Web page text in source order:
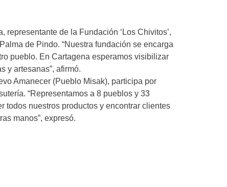
de la Fundación ‘Los Chivitos’,
de Pindo. “Nuestra fundación se encarga
pueblo. En Cartagena esperamos visibilizar
y artesanas”, afirmó.
Amanecer (Pueblo Misak), participa por
“Representamos a 8 pueblos y 33
todos nuestros productos y encontrar clientes
manos”, expresó.